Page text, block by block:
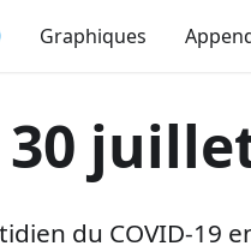
Graphiques
30
du COVID-19